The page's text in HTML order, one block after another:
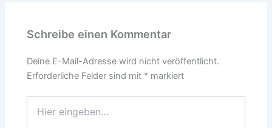
Schreibe einen Kommentar
Deine E-Mail-Adresse wird nicht veröffentlicht.
Erforderliche Felder sind mit * markiert
eingeben…